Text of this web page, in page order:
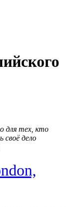
для тех, кто
своё дело